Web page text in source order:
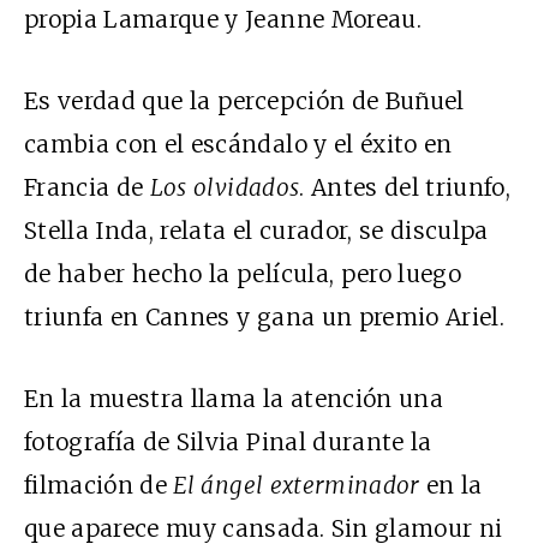
propia Lamarque y Jeanne Moreau.
Es verdad que la percepción de Buñuel
cambia con el escándalo y el éxito en
Francia de Los olvidados. Antes del triunfo,
Stella Inda, relata el curador, se disculpa
de haber hecho la película, pero luego
triunfa en Cannes y gana un premio Ariel.
En la muestra llama la atención una
fotografía de Silvia Pinal durante la
filmación de El ángel exterminador en la
que aparece muy cansada. Sin glamour ni